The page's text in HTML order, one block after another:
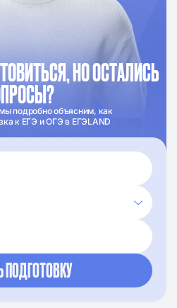
НО ОСТАЛИСЬ
подробно объясним, как
к ЕГЭ и ОГЭ в ЕГЭLAND